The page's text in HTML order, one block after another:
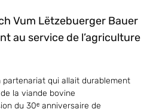
Vum Lëtzebuerger Bauer
au service de l’agriculture
qui allait durablement
la viande bovine
du 30ᵉ anniversaire de